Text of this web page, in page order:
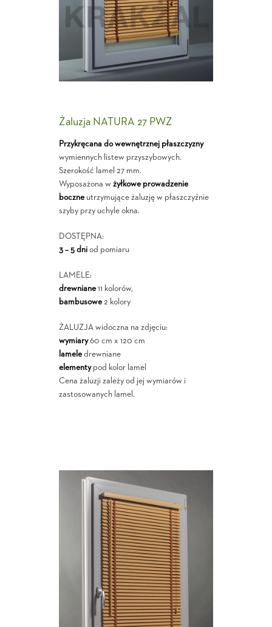
Żaluzja NATURA 27 PWZ
Przykręcana do wewnętrznej płaszczyzny
wymiennych listew przyszybowych.
Szerokość lamel 27 mm.
Wyposażona w żyłkowe prowadzenie
boczneutrzymujące żaluzję w płaszczyźnie
szyby przy uchyle okna.
DOSTĘPNA:
3 – 5 dniod pomiaru
LAMELE:
drewniane11 kolorów,
bambusowe2 kolory
ŻALUZJA widoczna na zdjęciu:
wymiary60 cm x 120 cm
lameledrewniane
elementypod kolor lamel
Cena żaluzji zależy od jej wymiarów i
zastosowanych lamel.